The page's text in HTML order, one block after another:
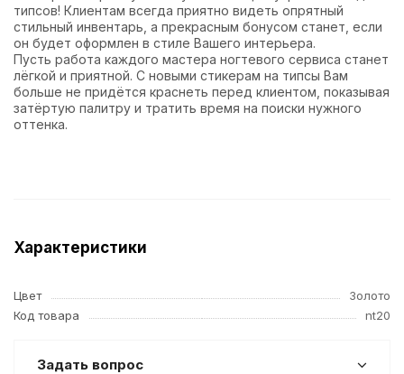
типсов! Клиентам всегда приятно видеть опрятный
стильный инвентарь, а прекрасным бонусом станет, если
он будет оформлен в стиле Вашего интерьера.
Пусть работа каждого мастера ногтевого сервиса станет
лёгкой и приятной. С новыми стикерам на типсы Вам
больше не придётся краснеть перед клиентом, показывая
затёртую палитру и тратить время на поиски нужного
оттенка.
Характеристики
Цвет
Золото
Код товара
nt20
Задать вопрос